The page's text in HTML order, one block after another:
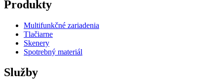
Produkty
Multifunkčné zariadenia
Tlačiarne
Skenery
Spotrebný materiál
Služby